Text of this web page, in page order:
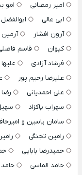
امیر رمضانی
امو
ابی عالی
آرون افشار
آرمین
کیوان
قاسم
فرشاد آزادی
علیها
علیرضا رحیم پور
علی احمدیانی
سهراب پاکزاد
سامان یاسین و
رامین تجنگی
حمیدرضا بابایی
حامد الماسی